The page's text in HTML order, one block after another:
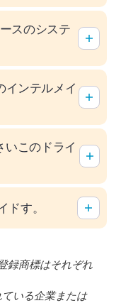
スのシステ
インテルメイ
いこのドライ
ドす。
録商標はそれぞれ
いる企業または